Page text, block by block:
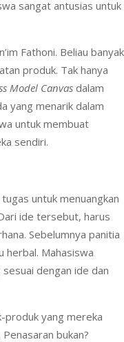
sangat antusias untuk
Fathoni. Beliau banyak
produk. Tak hanya
Model Canvas dalam
yang menarik dalam
untuk membuat
sendiri.
untuk menuangkan
ide tersebut, harus
Sebelumnya panitia
herbal. Mahasiswa
dengan ide dan
produk yang mereka
bukan?